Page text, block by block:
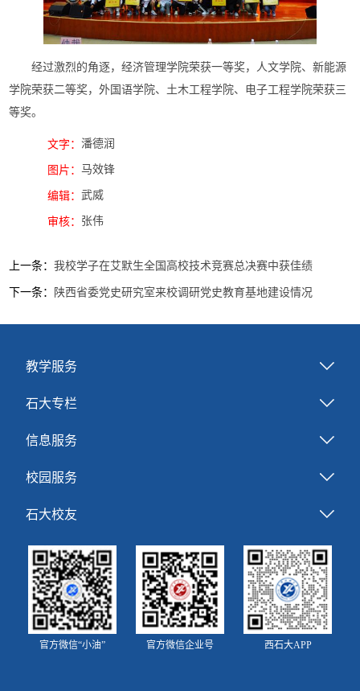
经过激烈的角逐，经济管理学院荣获一等奖，人文学院、新能源
学院荣获二等奖，外国语学院、土木工程学院、电子工程学院荣获三
等奖。
文字： 潘德润
图片：马效锋
编辑：武威
审核： 张伟
上一条：我校学子在艾默生全国高校技术竞赛总决赛中获佳绩
下一条： 陕西省委党史研究室来校调研党史教育基地建设情况
教学服务
石大专栏
信息服务
校园服务
石大校友
官方微信“小油” 官方微信企业号 西石大APP